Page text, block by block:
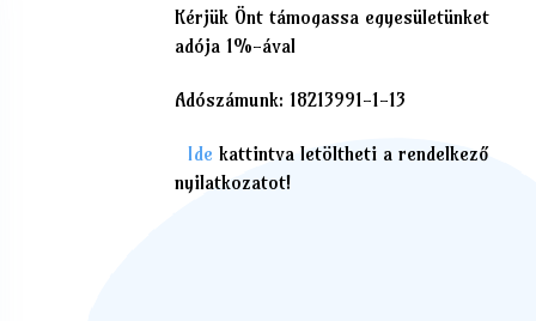
Kérjük Önt támogassa egyesületünket
adója 1%-ával
Adószámunk: 18213991-1-13
Ide kattintva letöltheti a rendelkező
nyilatkozatot!